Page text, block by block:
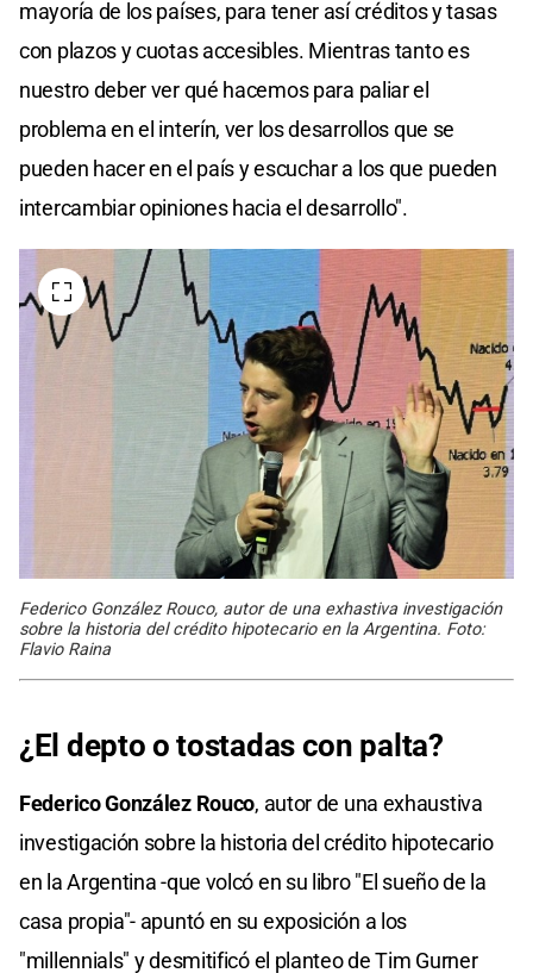
mayoría de los países, para tener así créditos y tasas
con plazos y cuotas accesibles. Mientras tanto es
nuestro deber ver qué hacemos para paliar el
problema en el interín, ver los desarrollos que se
pueden hacer en el país y escuchar a los que pueden
intercambiar opiniones hacia el desarrollo".
Federico González Rouco, autor de una exhastiva investigación
sobre la historia del crédito hipotecario en la Argentina. Foto:
Flavio Raina
¿El depto o tostadas con palta?
Federico González Rouco, autor de una exhaustiva
investigación sobre la historia del crédito hipotecario
en la Argentina -que volcó en su libro "El sueño de la
casa propia"- apuntó en su exposición a los
"millennials" y desmitificó el planteo de Tim Gurner